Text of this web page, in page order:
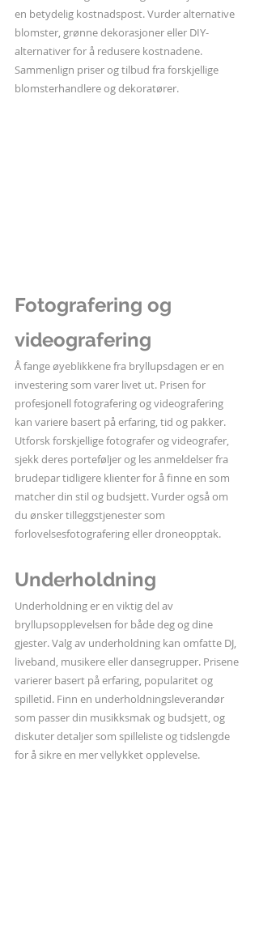
en betydelig kostnadspost. Vurder alternative
blomster, grønne dekorasjoner eller DIY-
alternativer for å redusere kostnadene.
Sammenlign priser og tilbud fra forskjellige
blomsterhandlere og dekoratører.
Fotografering og
videografering
Å fange øyeblikkene fra bryllupsdagen er en
investering som varer livet ut. Prisen for
profesjonell fotografering og videografering
kan variere basert på erfaring, tid og pakker.
Utforsk forskjellige fotografer og videografer,
sjekk deres porteføljer og les anmeldelser fra
brudepar tidligere klienter for å finne en som
matcher din stil og budsjett. Vurder også om
du ønsker tilleggstjenester som
forlovelsesfotografering eller droneopptak.
Underholdning
Underholdning er en viktig del av
bryllupsopplevelsen for både deg og dine
gjester. Valg av underholdning kan omfatte DJ,
liveband, musikere eller dansegrupper. Prisene
varierer basert på erfaring, popularitet og
spilletid. Finn en underholdningsleverandør
som passer din musikksmak og budsjett, og
diskuter detaljer som spilleliste og tidslengde
for å sikre en mer vellykket opplevelse.